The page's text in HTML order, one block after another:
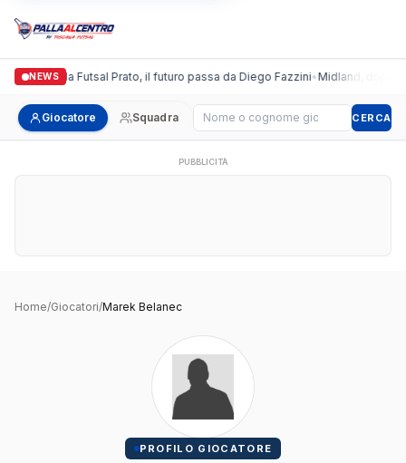
NEWS
Italgronda Futsal Prato, il futuro passa da Diego Fazzini•Midland, doppio
Giocatore Squadra Cerca giocatore CERCA
PUBBLICITÀ
Home/Giocatori/Marek Belanec
PROFILO GIOCATORE